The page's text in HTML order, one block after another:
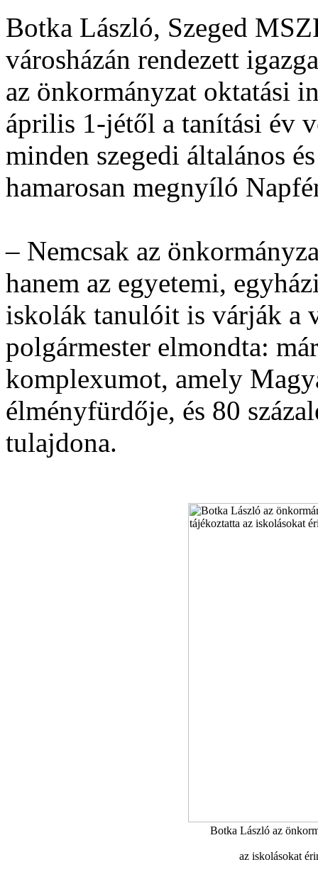
Botka László, Szeged
városházán rendezett
az önkormányzat oktatási
április 1-jétől a tanítási év
minden szegedi általános
hamarosan megnyíló
– Nemcsak az
hanem az egyetemi,
iskolák tanulóit is várják a
polgármester elmondta:
komplexumot, amely
élményfürdője, és 80
tulajdona.
Botka László az
az iskolásokat